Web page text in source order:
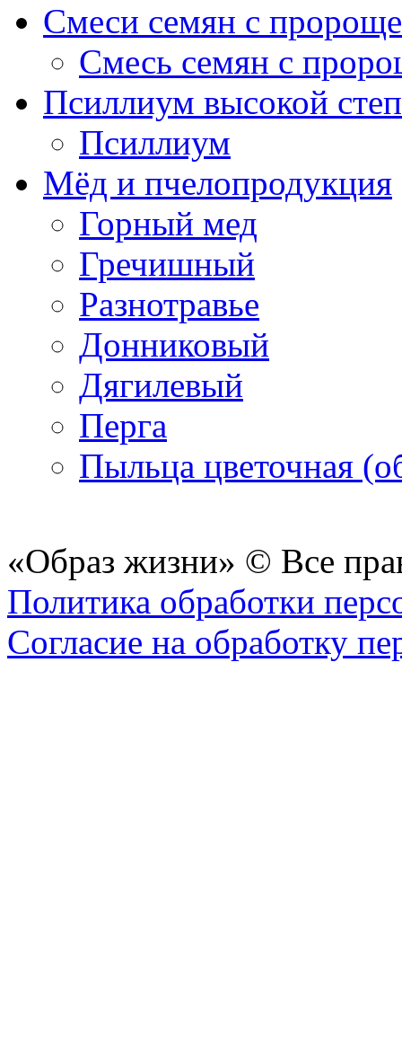
Смеси семян с
Смесь семян с
Псиллиум высокой
Псиллиум
Мёд и пчелопродукция
Горный мед
Гречишный
Разнотравье
Донниковый
Дягилевый
Перга
Пыльца цветочная
«Образ жизни» © Все
Политика обработки
Согласие на обработку